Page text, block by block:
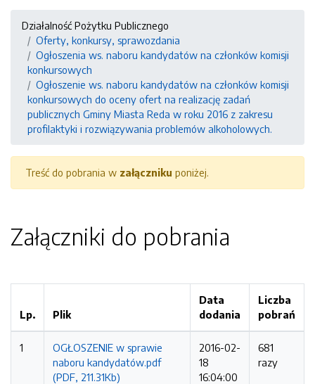
Działalność Pożytku Publicznego
Oferty, konkursy, sprawozdania
Ogłoszenia ws. naboru kandydatów na członków komisji
konkursowych
Ogłoszenie ws. naboru kandydatów na członków komisji
konkursowych do oceny ofert na realizację zadań
publicznych Gminy Miasta Reda w roku 2016 z zakresu
profilaktyki i rozwiązywania problemów alkoholowych.
Treść do pobrania w załączniku poniżej.
Załączniki do pobrania
Lp. Plik
Data
dodania
Liczba
pobrań
1
OGŁOSZENIE w sprawie
naboru kandydatów.pdf
(PDF, 211.31Kb)
2016-02-
18
16:04:00
681
razy